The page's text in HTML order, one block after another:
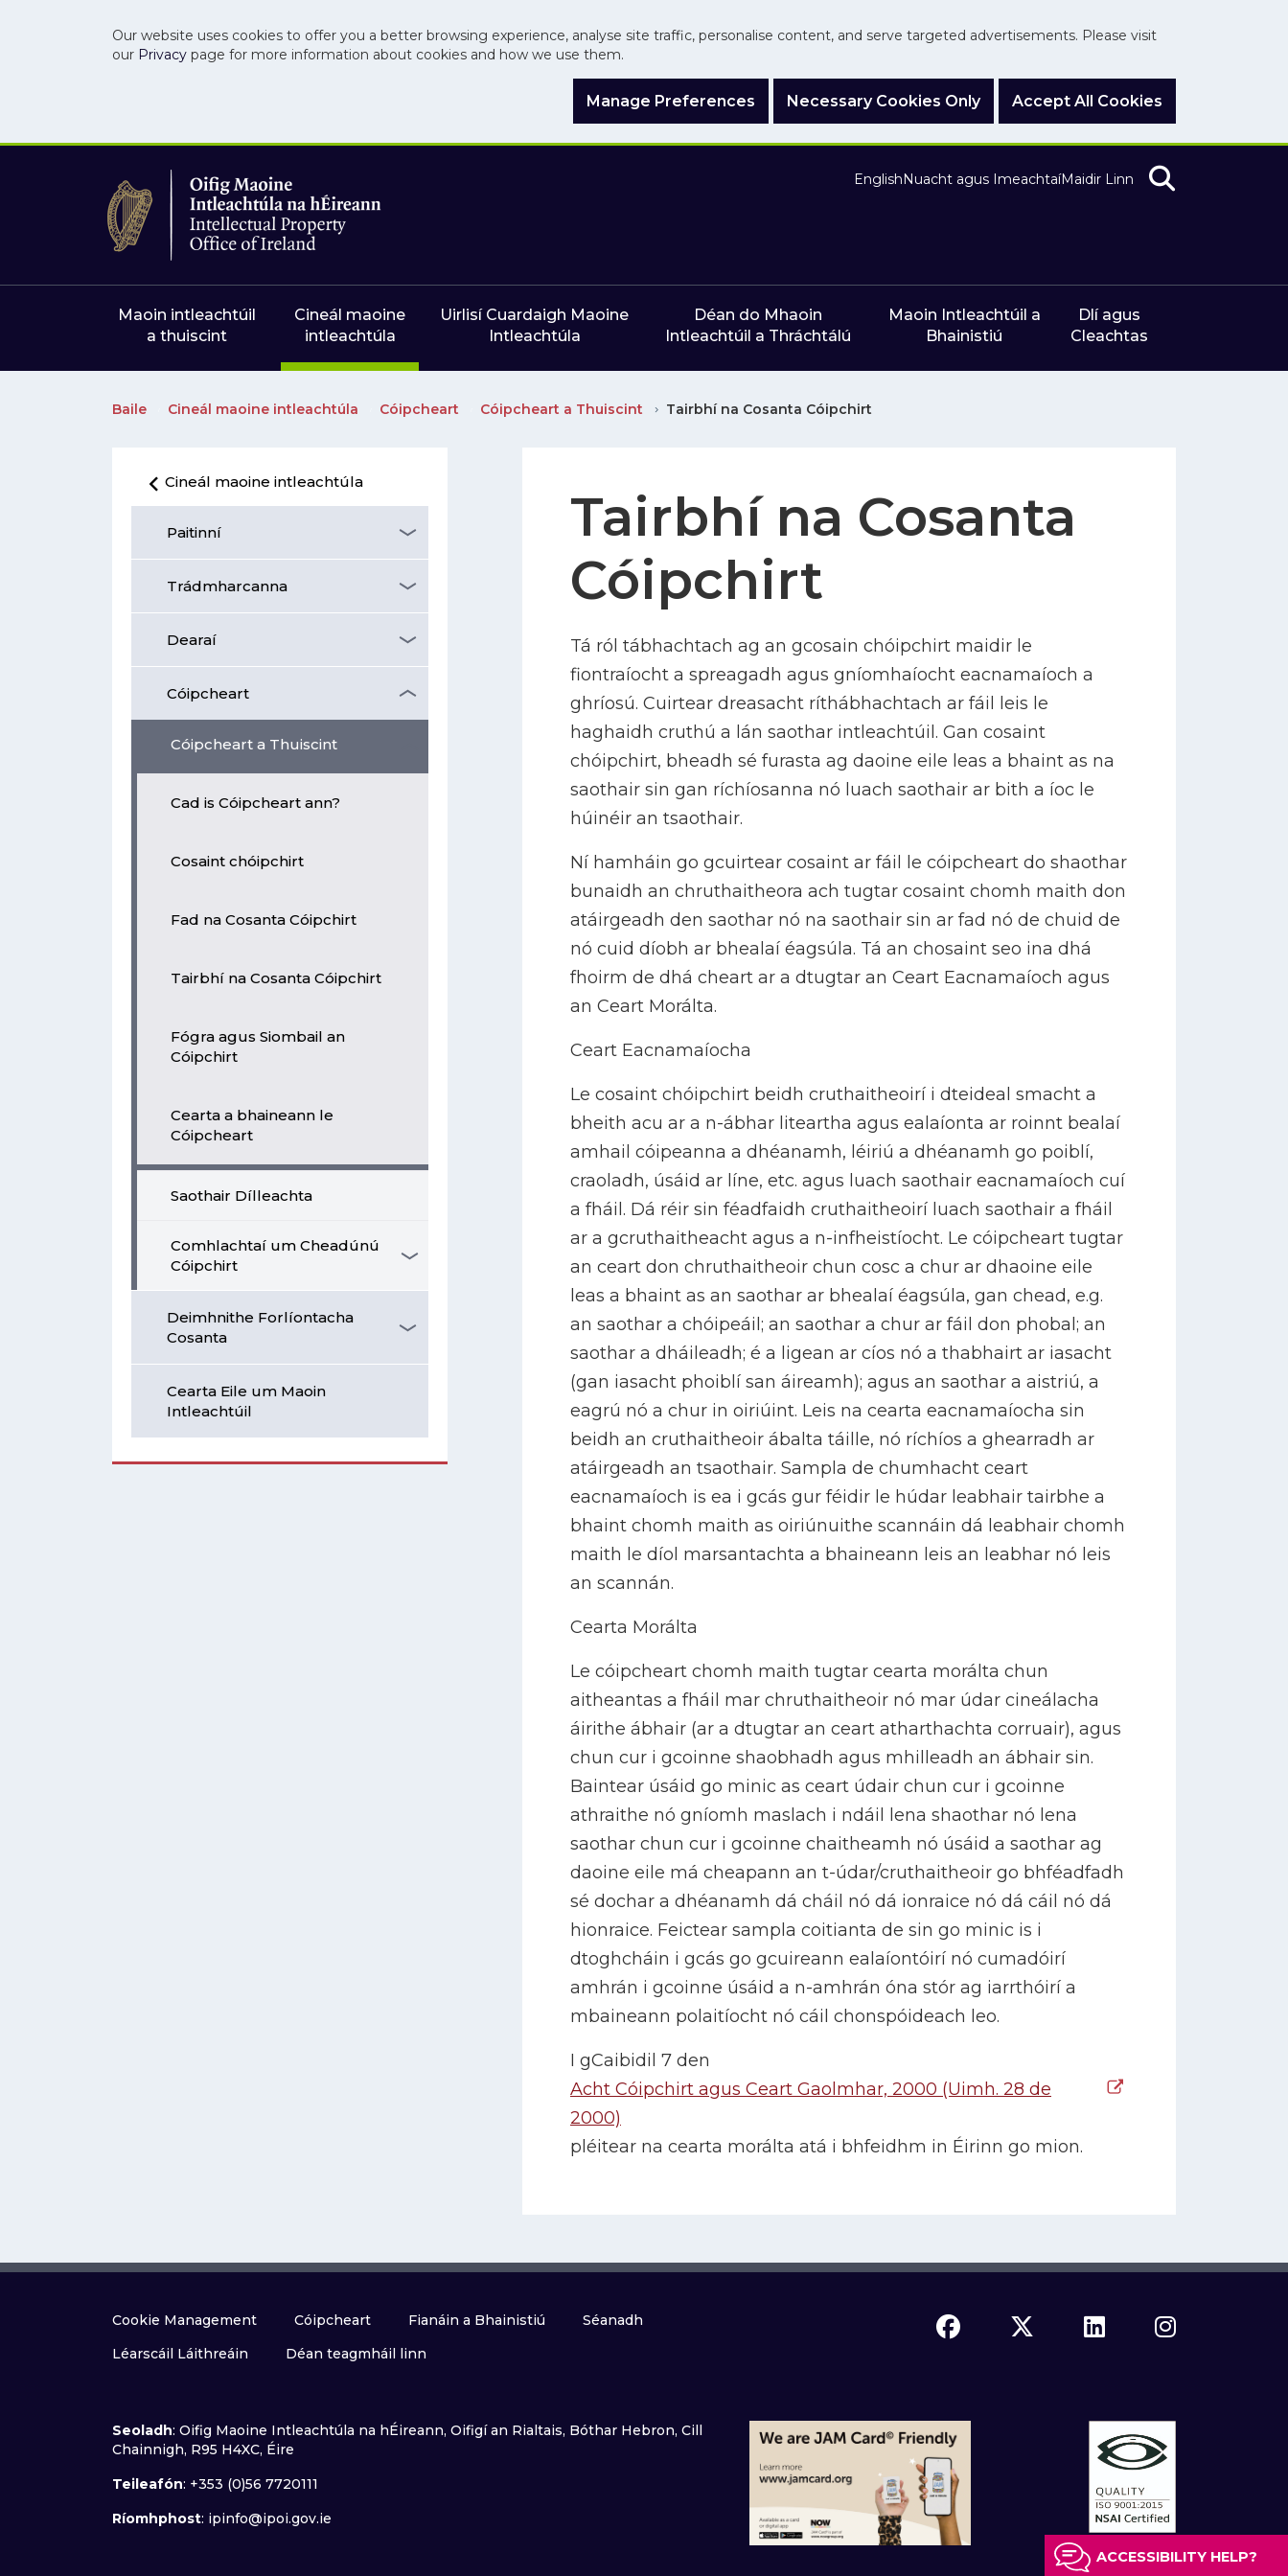
Our website uses cookies to offer you a better browsing experience, analyse site traffic, personalise content, and serve targeted advertisements. Please visit
our Privacy page for more information about cookies and how we use them.
Manage Preferences Necessary Cookies Only Accept All Cookies
Skip to main content
EnglishNuacht agus ImeachtaíMaidir Linn
Maoin intleachtúil
a thuiscint
Cineál maoine
intleachtúla
Uirlisí Cuardaigh Maoine
Intleachtúla
Déan do Mhaoin
Intleachtúil a Thráchtálú
Maoin Intleachtúil a
Bhainistiú
Dlí agus
Cleachtas
Baile Cineál maoine intleachtúla Cóipcheart Cóipcheart a Thuiscint Tairbhí na Cosanta Cóipchirt
Cineál maoine intleachtúla
Paitinní
Trádmharcanna
Dearaí
Cóipcheart
Cóipcheart a Thuiscint
Cad is Cóipcheart ann?
Cosaint chóipchirt
Fad na Cosanta Cóipchirt
Tairbhí na Cosanta Cóipchirt
Fógra agus Siombail an
Cóipchirt
Cearta a bhaineann le
Cóipcheart
Saothair Dílleachta
Comhlachtaí um Cheadúnú
Cóipchirt
Deimhnithe Forlíontacha
Cosanta
Cearta Eile um Maoin
Intleachtúil
Tairbhí na Cosanta
Cóipchirt
Tá ról tábhachtach ag an gcosain chóipchirt maidir le
fiontraíocht a spreagadh agus gníomhaíocht eacnamaíoch a
ghríosú. Cuirtear dreasacht ríthábhachtach ar fáil leis le
haghaidh cruthú a lán saothar intleachtúil. Gan cosaint
chóipchirt, bheadh sé furasta ag daoine eile leas a bhaint as na
saothair sin gan ríchíosanna nó luach saothair ar bith a íoc le
húinéir an tsaothair.
Ní hamháin go gcuirtear cosaint ar fáil le cóipcheart do shaothar
bunaidh an chruthaitheora ach tugtar cosaint chomh maith don
atáirgeadh den saothar nó na saothair sin ar fad nó de chuid de
nó cuid díobh ar bhealaí éagsúla. Tá an chosaint seo ina dhá
fhoirm de dhá cheart ar a dtugtar an Ceart Eacnamaíoch agus
an Ceart Morálta.
Ceart Eacnamaíocha
Le cosaint chóipchirt beidh cruthaitheoirí i dteideal smacht a
bheith acu ar a n-ábhar liteartha agus ealaíonta ar roinnt bealaí
amhail cóipeanna a dhéanamh, léiriú a dhéanamh go poiblí,
craoladh, úsáid ar líne, etc. agus luach saothair eacnamaíoch cuí
a fháil. Dá réir sin féadfaidh cruthaitheoirí luach saothair a fháil
ar a gcruthaitheacht agus a n-infheistíocht. Le cóipcheart tugtar
an ceart don chruthaitheoir chun cosc a chur ar dhaoine eile
leas a bhaint as an saothar ar bhealaí éagsúla, gan chead, e.g.
an saothar a chóipeáil; an saothar a chur ar fáil don phobal; an
saothar a dháileadh; é a ligean ar cíos nó a thabhairt ar iasacht
(gan iasacht phoiblí san áireamh); agus an saothar a aistriú, a
eagrú nó a chur in oiriúint. Leis na cearta eacnamaíocha sin
beidh an cruthaitheoir ábalta táille, nó ríchíos a ghearradh ar
atáirgeadh an tsaothair. Sampla de chumhacht ceart
eacnamaíoch is ea i gcás gur féidir le húdar leabhair tairbhe a
bhaint chomh maith as oiriúnuithe scannáin dá leabhair chomh
maith le díol marsantachta a bhaineann leis an leabhar nó leis
an scannán.
Cearta Morálta
Le cóipcheart chomh maith tugtar cearta morálta chun
aitheantas a fháil mar chruthaitheoir nó mar údar cineálacha
áirithe ábhair (ar a dtugtar an ceart atharthachta corruair), agus
chun cur i gcoinne shaobhadh agus mhilleadh an ábhair sin.
Baintear úsáid go minic as ceart údair chun cur i gcoinne
athraithe nó gníomh maslach i ndáil lena shaothar nó lena
saothar chun cur i gcoinne chaitheamh nó úsáid a saothar ag
daoine eile má cheapann an t-údar/cruthaitheoir go bhféadfadh
sé dochar a dhéanamh dá cháil nó dá ionraice nó dá cáil nó dá
hionraice. Feictear sampla coitianta de sin go minic is i
dtoghcháin i gcás go gcuireann ealaíontóirí nó cumadóirí
amhrán i gcoinne úsáid a n-amhrán óna stór ag iarrthóirí a
mbaineann polaitíocht nó cáil chonspóideach leo.
I gCaibidil 7 den
Acht Cóipchirt agus Ceart Gaolmhar, 2000 (Uimh. 28 de
2000)
pléitear na cearta morálta atá i bhfeidhm in Éirinn go mion.
Cookie Management Cóipcheart Fianáin a Bhainistiú
Séanadh
Léarscáil Láithreáin
Déan teagmháil linn
Seoladh: Oifig Maoine Intleachtúla na hÉireann, Oifigí an Rialtais, Bóthar Hebron, Cill
Chainnigh, R95 H4XC, Éire
Teileafón: +353 (0)56 7720111
Ríomhphost: ipinfo@ipoi.gov.ie
ACCESSIBILITY HELP?